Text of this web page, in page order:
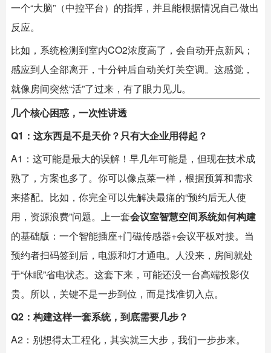
一个“大脑”（中控平台）的指挥，并且能根据情况自己做出
反应。
比如，系统检测到室内CO2浓度高了，会自动开点新风；
感应到人全部离开，十分钟后自动关灯关空调。这感觉，
就像房间突然“活”了过来，有了眼力见儿。
几个核心困惑，一次性讲透
Q1：这东西是不是天价？只有大企业用得起？
A1：这可能是最大的误解！早几年可能是，但现在技术成
熟了，方案也多了。你可以像点菜一样，根据预算和需求
来搭配。比如，你完全可以先解决最痛的“预约后无人使
用，资源浪费”问题。上一套会议室智慧空间系统如何构建
的基础版：一个智能插座+门磁传感器+会议平板对接。当
预约者扫码签到后，电源和灯才通电。人没来，房间就处
于“休眠”省电状态。这套下来，可能还没一台高端投影仪
贵。所以，关键不是一步到位，而是找准切入点。
Q2：构建这样一套系统，到底需要几步？
A2：别想得太工程化，其实就三大步，我们一步步来。